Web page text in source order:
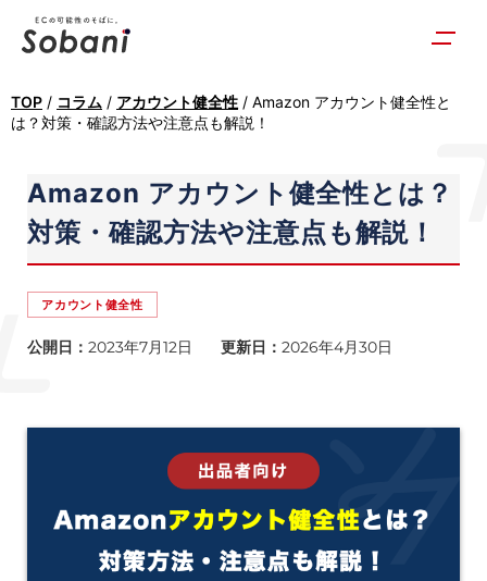
TOP / コラム / アカウント健全性 / Amazon アカウント健全性と
は？対策・確認方法や注意点も解説！
Amazon アカウント健全性とは？
対策・確認方法や注意点も解説！
アカウント健全性
公開日： 2023年7月12日 更新日： 2026年4月30日